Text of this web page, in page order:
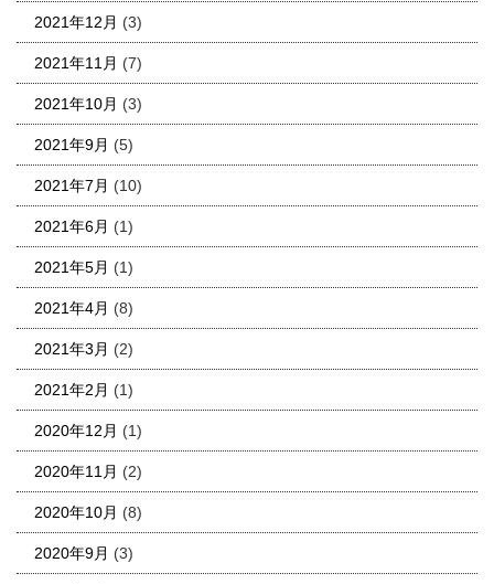
2021年12月 (3)
2021年11月 (7)
2021年10月 (3)
2021年9月 (5)
2021年7月 (10)
2021年6月 (1)
2021年5月 (1)
2021年4月 (8)
2021年3月 (2)
2021年2月 (1)
2020年12月 (1)
2020年11月 (2)
2020年10月 (8)
2020年9月 (3)